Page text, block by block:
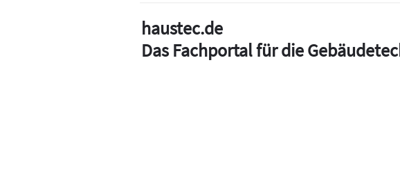
haustec.de
Das Fachportal für die